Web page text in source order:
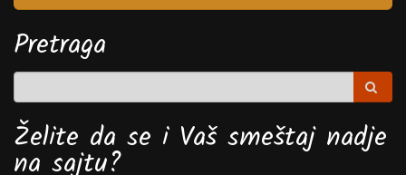
Pretraga
Želite da se i Vaš smeštaj nadje
na sajtu?